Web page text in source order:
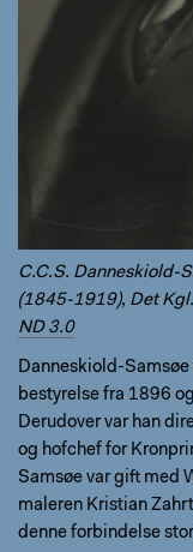
C.C.S. Danneskiold-
(1845-1919), Det
ND 3.0
Danneskiold-
bestyrelse fra 1896
Derudover var han
og hofchef for
Samsøe var gift med
maleren Kristian
denne forbindelse